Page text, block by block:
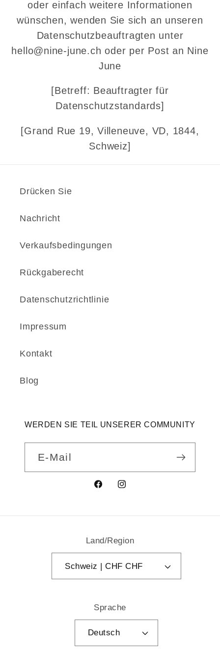
oder einfach weitere Informationen
wünschen, wenden Sie sich an unseren
Datenschutzbeauftragten unter
hello@nine-june.ch oder per Post an Nine
June
[Betreff: Beauftragter für
Datenschutzstandards]
[Grand Rue 19, Villeneuve, VD, 1844,
Schweiz]
Drücken Sie
Nachricht
Verkaufsbedingungen
Rückgaberecht
Datenschutzrichtlinie
Impressum
Kontakt
Blog
WERDEN SIE TEIL UNSERER COMMUNITY
E-Mail
FacebookInstagram
Land/Region
Schweiz | CHF CHF
Sprache
Deutsch